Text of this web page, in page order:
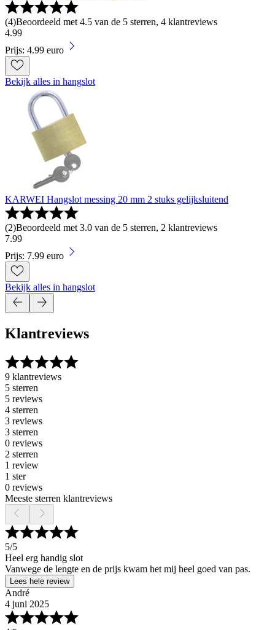
(4)Beoordeeld met 4.5 van de 5 sterren, 4 klantreviews
4.99
Prijs: 4.99 euro
Bekijk alles in hangslot
KARWEI Hangslot messing 20 mm 2 stuks gelijksluitend
(2)Beoordeeld met 3.0 van de 5 sterren, 2 klantreviews
7.99
Prijs: 7.99 euro
Bekijk alles in hangslot
Klantreviews
9 klantreviews
5 sterren
5 reviews
4 sterren
3 reviews
3 sterren
0 reviews
2 sterren
1 review
1 ster
0 reviews
Meeste sterren klantreviews
5/5
Heel erg handig slot
Vanwege de lengte en de prijs kwam het mij heel goed van pas.
Lees hele review
André
4 juni 2025